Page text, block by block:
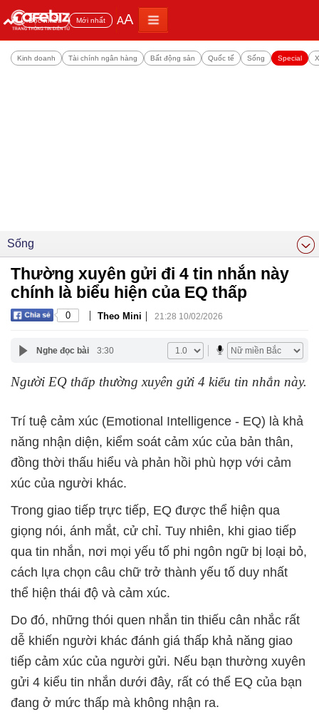
Đọc nhiều Mới nhất AA
Kinh doanh Tài chính ngân hàng Bất động sản Quốc tế Sống Special
Sống
Thường xuyên gửi đi 4 tin nhắn này
chính là biểu hiện của EQ thấp
0 | Theo Mini | 21:28 10/02/2026
Nghe đọc bài 3:30
Người EQ thấp thường xuyên gửi 4 kiểu tin nhắn này.
Trí tuệ cảm xúc (Emotional Intelligence - EQ) là khả
năng nhận diện, kiểm soát cảm xúc của bản thân,
đồng thời thấu hiểu và phản hồi phù hợp với cảm
xúc của người khác.
Trong giao tiếp trực tiếp, EQ được thể hiện qua
giọng nói, ánh mắt, cử chỉ. Tuy nhiên, khi giao tiếp
qua tin nhắn, nơi mọi yếu tố phi ngôn ngữ bị loại bỏ,
cách lựa chọn câu chữ trở thành yếu tố duy nhất
thể hiện thái độ và cảm xúc.
Do đó, những thói quen nhắn tin thiếu cân nhắc rất
dễ khiến người khác đánh giá thấp khả năng giao
tiếp cảm xúc của người gửi. Nếu bạn thường xuyên
gửi 4 kiểu tin nhắn dưới đây, rất có thể EQ của bạn
đang ở mức thấp mà không nhận ra.